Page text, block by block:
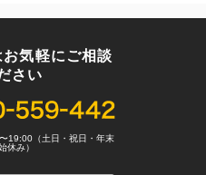
気軽にご相談
さい
19:00（土日・祝日・年末
休み）